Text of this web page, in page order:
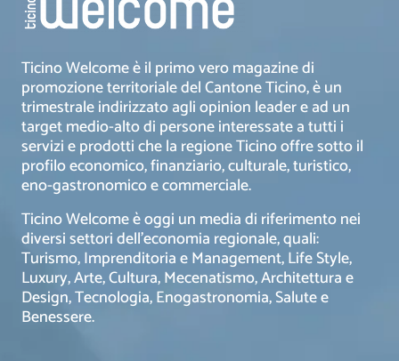
Ticino Welcome è il primo vero magazine di
promozione territoriale del Cantone Ticino, è un
trimestrale indirizzato agli opinion leader e ad un
target medio-alto di persone interessate a tutti i
servizi e prodotti che la regione Ticino offre sotto il
profilo economico, finanziario, culturale, turistico,
eno-gastronomico e commerciale.
Ticino Welcome è oggi un media di riferimento nei
diversi settori dell’economia regionale, quali:
Turismo, Imprenditoria e Management, Life Style,
Luxury, Arte, Cultura, Mecenatismo, Architettura e
Design, Tecnologia, Enogastronomia, Salute e
Benessere.